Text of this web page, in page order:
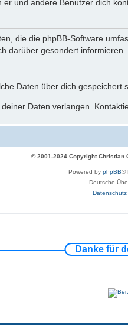
und andere Benutzer dich
die die phpBB-Software
darüber gesondert informieren.
Daten über dich gespeichert
Daten verlangen.
© 2001-2024 Copyright Christian
Powered by phpBB®
Deutsche
Datenschutz|
Danke für